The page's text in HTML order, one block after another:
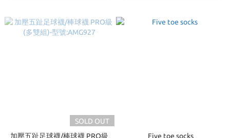
SOLD OUT
加壓五趾足球襪/棒球襪 PRO級
Five toe socks